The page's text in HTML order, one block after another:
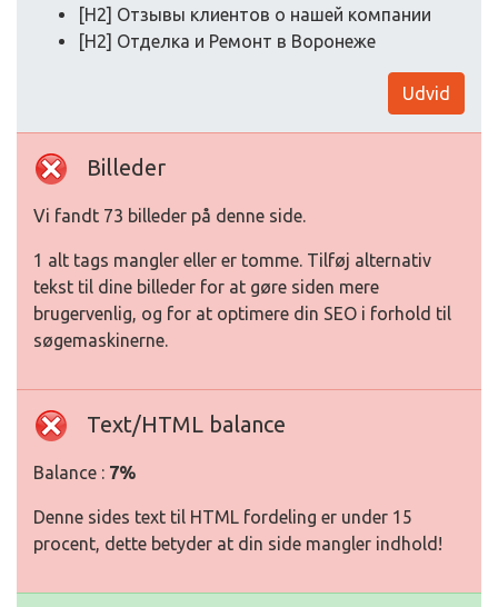
[H2] Отзывы клиентов о нашей компании
[H2] Отделка и Ремонт в Воронеже
Udvid
Billeder
Vi fandt 73 billeder på denne side.
1 alt tags mangler eller er tomme. Tilføj alternativ
tekst til dine billeder for at gøre siden mere
brugervenlig, og for at optimere din SEO i forhold til
søgemaskinerne.
Text/HTML balance
Balance : 7%
Denne sides text til HTML fordeling er under 15
procent, dette betyder at din side mangler indhold!